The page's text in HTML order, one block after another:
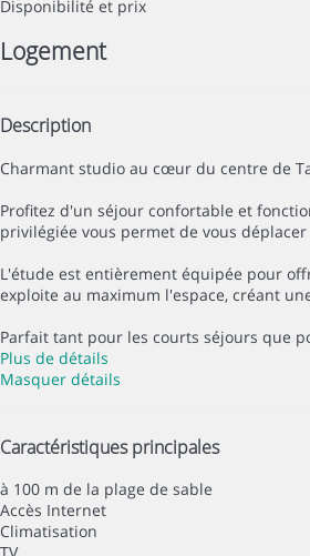
Disponibilité et prix
Logement
Description
Charmant studio au cœur du centre de
Profitez d'un séjour confortable et
privilégiée vous permet de vous
L'étude est entièrement équipée pour
exploite au maximum l'espace, créant
Parfait tant pour les courts séjours que
Plus de détails
Masquer détails
Caractéristiques principales
à 100 m de la plage de sable
Accès Internet
Climatisation